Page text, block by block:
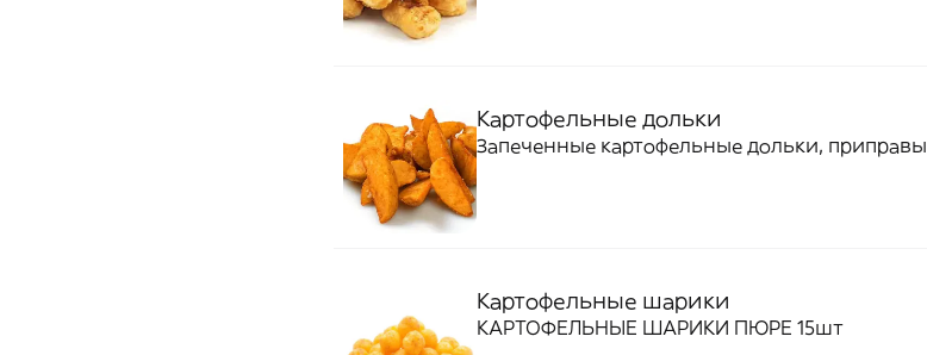
Картофельные дольки
Запеченные картофельные дольки, приправы
Картофельные шарики
КАРТОФЕЛЬНЫЕ ШАРИКИ ПЮРЕ 15шт